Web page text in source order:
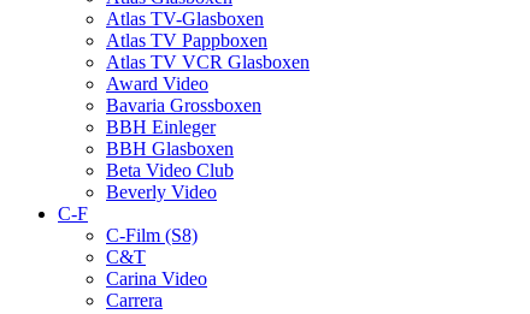
Atlas TV-Glasboxen
Atlas TV Pappboxen
Atlas TV VCR Glasboxen
Award Video
Bavaria Grossboxen
BBH Einleger
BBH Glasboxen
Beta Video Club
Beverly Video
C-F
C-Film (S8)
C&T
Carina Video
Carrera